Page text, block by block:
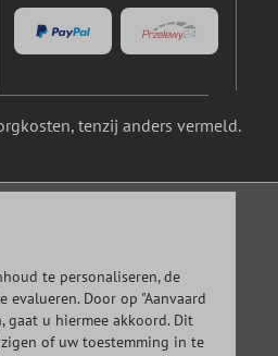
tenzij anders vermeld.
te personaliseren, de
Door op "Aanvaard
u hiermee akkoord. Dit
of uw toestemming in te